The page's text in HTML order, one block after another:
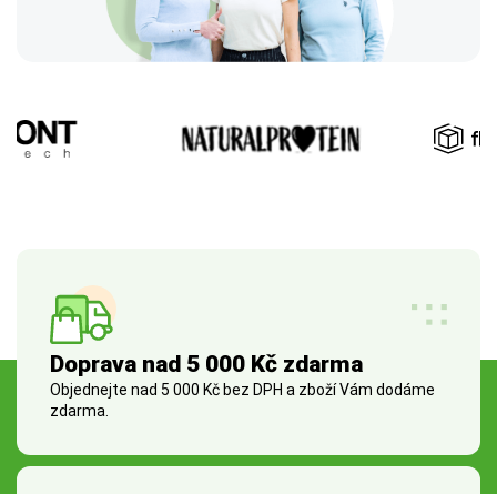
Doprava nad 5 000 Kč zdarma
Objednejte nad 5 000 Kč bez DPH a zboží Vám dodáme
zdarma.